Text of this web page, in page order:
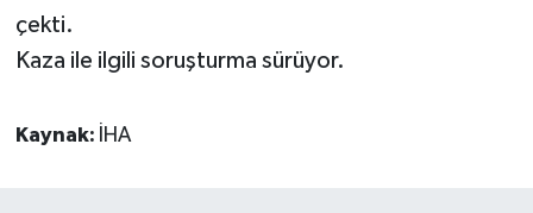
çekti.
Kaza ile ilgili soruşturma sürüyor.
Kaynak: İHA